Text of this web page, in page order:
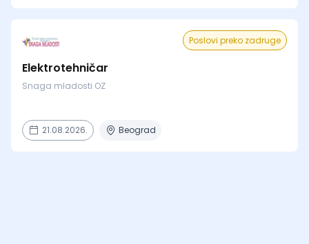
Poslovi preko zadruge
Elektrotehničar
Snaga mladosti OZ
21.08.2026. Beograd